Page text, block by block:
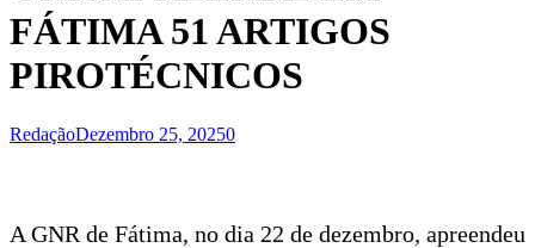
FÁTIMA 51 ARTIGOS
PIROTÉCNICOS
RedaçãoDezembro 25, 20250
A GNR de Fátima, no dia 22 de dezembro, apreendeu